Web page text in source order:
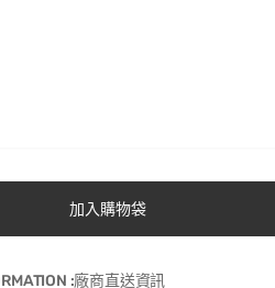
加入購物袋
:廠商直送資訊